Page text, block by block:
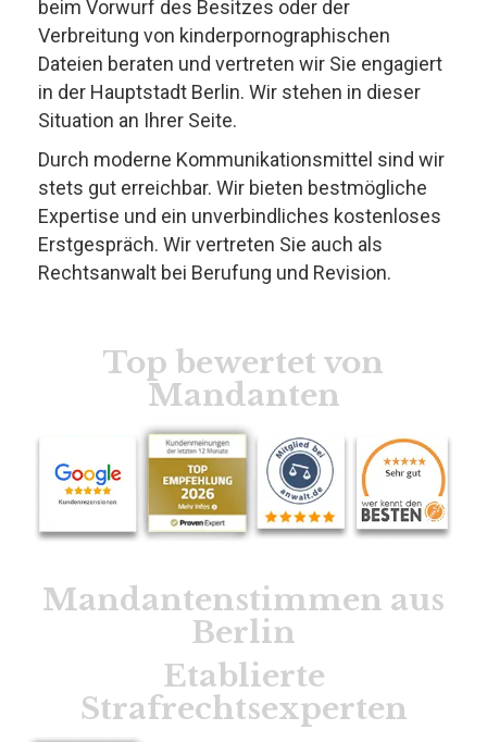
beim Vorwurf des Besitzes oder der
Verbreitung von kinderpornographischen
Dateien beraten und vertreten wir Sie engagiert
in der Hauptstadt Berlin. Wir stehen in dieser
Situation an Ihrer Seite.
Durch moderne Kommunikationsmittel sind wir
stets gut erreichbar. Wir bieten bestmögliche
Expertise und ein unverbindliches kostenloses
Erstgespräch. Wir vertreten Sie auch als
Rechtsanwalt bei Berufung und Revision.
Top bewertet von
Mandanten
Mandantenstimmen aus
Berlin
Etablierte
Strafrechtsexperten